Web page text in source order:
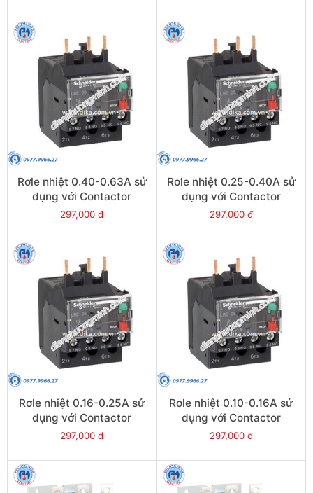
Rơle nhiệt 0.40-0.63A sử
dụng với Contactor
LC1E06-E38 - Model
297,000 đ
Rơle nhiệt 0.25-0.40A sử
dụng với Contactor
LC1E06-E38 - Model
297,000 đ
Rơle nhiệt 0.16-0.25A sử
dụng với Contactor
LC1E06-E38 - Model
297,000 đ
Rơle nhiệt 0.10-0.16A sử
dụng với Contactor
LC1E06-E38 - Model
297,000 đ